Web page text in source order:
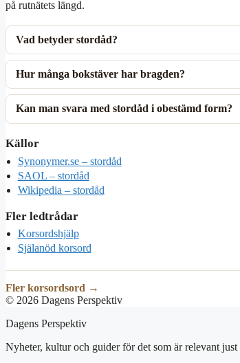
på rutnätets längd.
Vad betyder stordåd?
Hur många bokstäver har bragden?
Kan man svara med stordåd i obestämd form?
Källor
Synonymer.se – stordåd
SAOL – stordåd
Wikipedia – stordåd
Fler ledtrådar
Korsordshjälp
Själanöd korsord
Fler korsordsord →
© 2026 Dagens Perspektiv
Dagens Perspektiv
Nyheter, kultur och guider för det som är relevant just